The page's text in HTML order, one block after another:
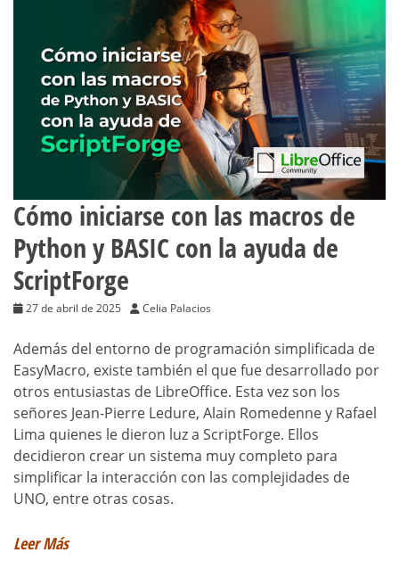
Cómo iniciarse con las macros de
Python y BASIC con la ayuda de
ScriptForge
27 de abril de 2025 Celia Palacios
Además del entorno de programación simplificada de
EasyMacro, existe también el que fue desarrollado por
otros entusiastas de LibreOffice. Esta vez son los
señores Jean-Pierre Ledure, Alain Romedenne y Rafael
Lima quienes le dieron luz a ScriptForge. Ellos
decidieron crear un sistema muy completo para
simplificar la interacción con las complejidades de
UNO, entre otras cosas.
Leer Más